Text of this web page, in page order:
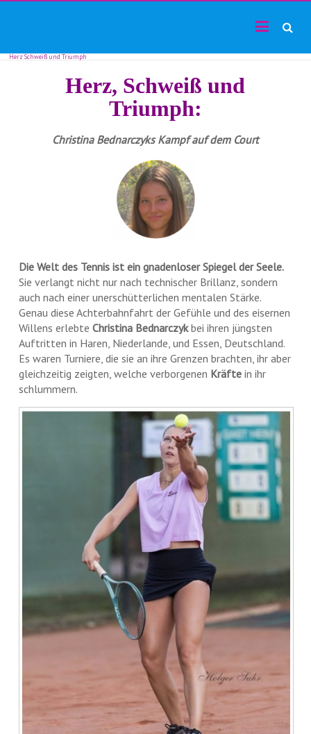
Herz Schweiß und Triumph
Herz, Schweiß und
Triumph:
Christina BednarczyksKampf auf dem Court
Die Welt des Tennis ist ein gnadenloser Spiegel der Seele.
Sie verlangt nicht nur nach technischer Brillanz, sondern
auch nach einer unerschütterlichen mentalen Stärke.
Genau diese Achterbahnfahrt der Gefühle und des eisernen
Willens erlebteChristina Bednarczykbei ihren jüngsten
Auftritten in Haren, Niederlande, und Essen, Deutschland.
Es waren Turniere, die sie an ihre Grenzen brachten, ihr aber
gleichzeitig zeigten, welche verborgenen Kräfte in ihr
schlummern.